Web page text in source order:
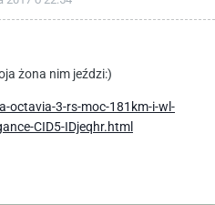
żona nim jeździ:)
3-rs-moc-181km-i-wl-
CID5-IDjeqhr.html